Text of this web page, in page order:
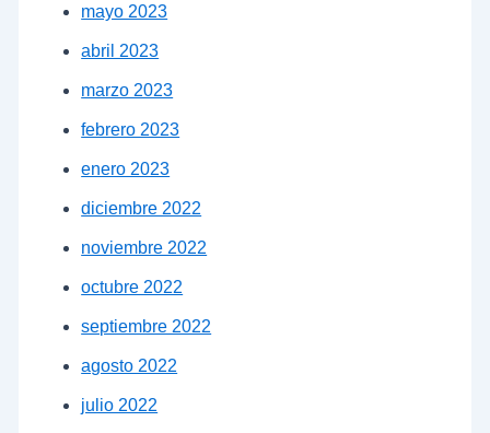
mayo 2023
abril 2023
marzo 2023
febrero 2023
enero 2023
diciembre 2022
noviembre 2022
octubre 2022
septiembre 2022
agosto 2022
julio 2022